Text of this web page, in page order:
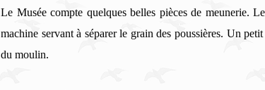
Le Musée compte quelques belles pièces de meunerie. Le
machine servant à séparer le grain des poussières. Un petit
du moulin.